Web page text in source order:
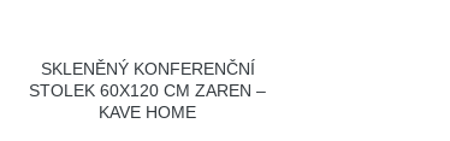
SKLENĚNÝ KONFERENČNÍ
STOLEK 60X120 CM ZAREN –
KAVE HOME